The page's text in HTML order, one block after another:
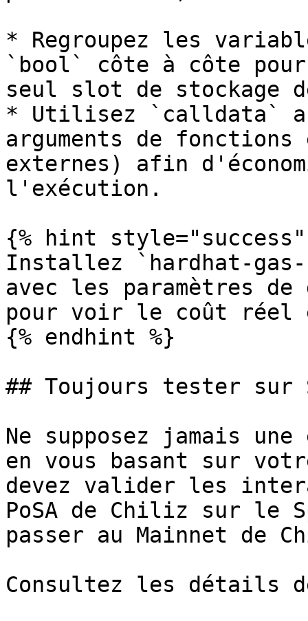
* Regroupez les
`bool` côte à côte
seul slot de stockage
* Utilisez `calldata`
arguments de
externes) afin
l'exécution.
{% hint style="success"
Installez `hardhat-
avec les paramètres
pour voir le coût réel
{% endhint %}
## Toujours tester sur
Ne supposez jamais
en vous basant sur
devez valider les
PoSA de Chiliz sur le
passer au Mainnet de
Consultez les détails